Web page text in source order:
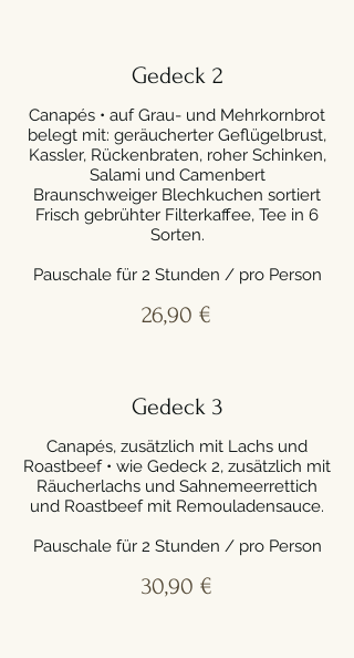
Gedeck 2
Canapés • auf Grau- und Mehrkornbrot
belegt mit: geräucherter Geflügelbrust,
Kassler, Rückenbraten, roher Schinken,
Salami und Camenbert
Braunschweiger Blechkuchen sortiert
Frisch gebrühter Filterkaffee, Tee in 6
Sorten.
Pauschale für 2 Stunden / pro Person
26,90 €
Gedeck 3
Canapés, zusätzlich mit Lachs und
Roastbeef • wie Gedeck 2, zusätzlich mit
Räucherlachs und Sahnemeerrettich
und Roastbeef mit Remouladensauce.
Pauschale für 2 Stunden / pro Person
30,90 €